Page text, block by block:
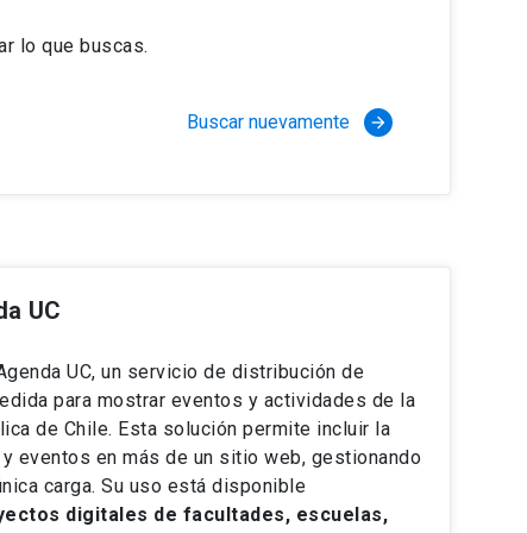
lo que buscas.
Buscar nuevamente arrow_forward
UC
UC, un servicio de distribución de
para mostrar eventos y actividades de la
de Chile. Esta solución permite incluir la
eventos en más de un sitio web, gestionando
carga. Su uso está disponible
digitales de facultades, escuelas,